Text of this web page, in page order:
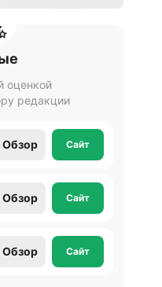
оценкой
редакции
Обзор Сайт
Обзор Сайт
Обзор Сайт